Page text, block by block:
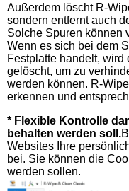
Außerdem löscht R-
sondern entfernt auch
Solche Spuren können
Wenn es sich bei dem
Festplatte handelt,
gelöscht, um zu
werden können. R-
erkennen und
* Flexible Kontrolle
behalten werden soll.
Websites Ihre
bei. Sie können die
werden sollen.